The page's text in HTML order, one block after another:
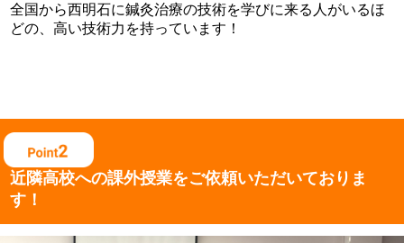
全国から西明石に鍼灸治療の技術を学びに来る人がいるほ
どの、高い技術力を持っています！
近隣高校への課外授業をご依頼いただいておりま
す！